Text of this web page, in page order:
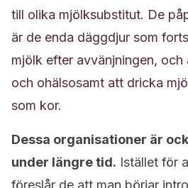
till olika mjölksubstitut. De
är de enda däggdjur som
mjölk efter avvänjningen,
och ohälsosamt att dricka
som kor.
Dessa organisationer är
under längre tid. Istället för
föreslår de att man börjar